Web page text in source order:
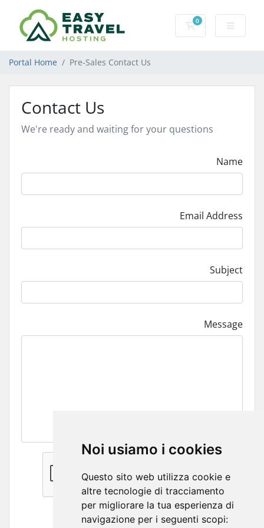
Noi usiamo i cookies
Questo sito web utilizza cookie e
altre tecnologie di tracciamento
per migliorare la tua esperienza di
navigazione per i seguenti scopi:
0
Shopping Cart
Portal Home Pre-Sales Contact Us
Contact Us
We're ready and waiting for your questions
Name
Email Address
Subject
Message
Send Message